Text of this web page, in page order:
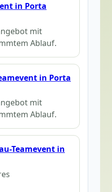
in Porta
mit
Ablauf.
in Porta
mit
Ablauf.
Teamevent in